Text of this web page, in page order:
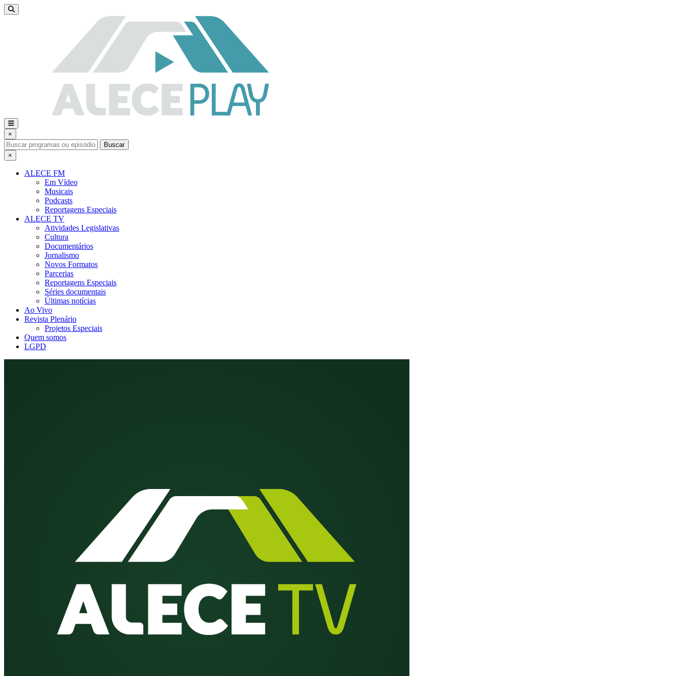
×
Buscar
×
ALECE FM
Em Vídeo
Musicais
Podcasts
Reportagens Especiais
ALECE TV
Atividades Legislativas
Cultura
Documentários
Jornalismo
Novos Formatos
Parcerias
Reportagens Especiais
Séries documentais
Últimas notícias
Ao Vivo
Revista Plenário
Projetos Especiais
Quem somos
LGPD